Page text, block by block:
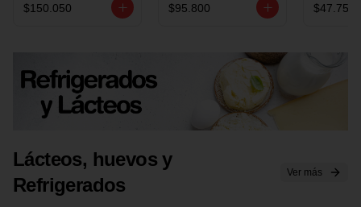
PIEZAS
$150.050
VELOCIDADES
$95.800
TAPA
$47.750
Lácteos, huevos y
Refrigerados
Ver más